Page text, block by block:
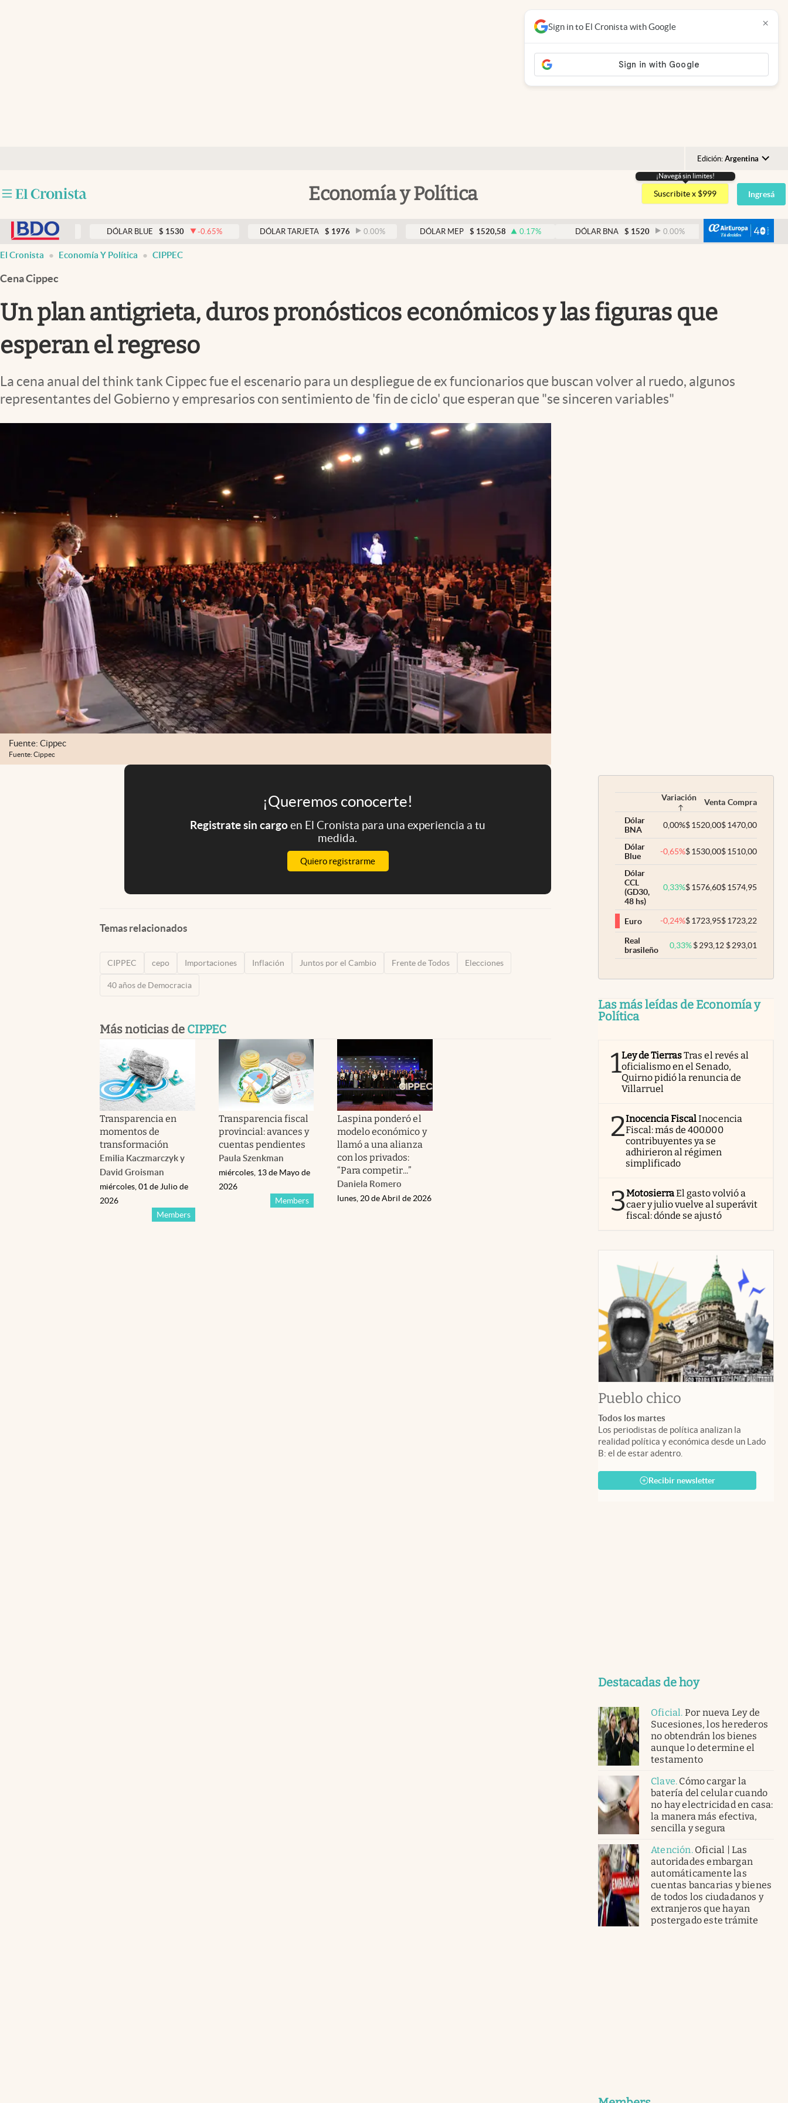
Edición: Argentina
Argentina
España
México
USA
Economía y Política
Otras secciones
Clima
Eventos Corporativos
El Cronista Studio
Mediakit
abre en nueva pestaña
¡Navegá sin limites!
Suscribite x $999 Ingresá
0.00% DÓLAR BLUE $ 1530 -0.65 % DÓLAR TARJETA $ 1976 0.00% DÓLAR MEP $ 1520,58 0.17% DÓLAR BNA $ 1520 0.00% DÓLAR BLUE $ 1530
Sign in to El Cronista with Google ×
El Cronista Economía Y Política CIPPEC
Cena Cippec
Un plan antigrieta, duros pronósticos económicos y las figuras que
esperan el regreso
La cena anual del think tank Cippec fue el escenario para un despliegue de ex funcionarios que buscan volver al ruedo, algunos
representantes del Gobierno y empresarios con sentimiento de 'fin de ciclo' que esperan que "se sinceren variables"
Fuente: Cippec
Fuente: Cippec
¡Queremos conocerte!
Registrate sin cargoen El Cronista para una experiencia a tu
medida.
Quiero registrarme
Temas relacionados
CIPPEC cepo Importaciones Inflación Juntos por el Cambio Frente de Todos Elecciones
40 años de Democracia
Más noticias de CIPPEC
Transparencia en
momentos de
transformación
Emilia Kaczmarczyky
David Groisman
Members
miércoles, 01 de Julio de
2026
Transparencia fiscal
provincial: avances y
cuentas pendientes
Paula Szenkman
Members
miércoles, 13 de Mayo de
2026
Laspina ponderó el
modelo económico y
llamó a una alianza
con los privados:
“Para competir...”
Daniela Romero
lunes, 20 de Abril de 2026
Variación Venta Compra
Dólar
BNA
0,00%$1520,00$1470,00
Dólar
Blue
-0,65%$1530,00$1510,00
Dólar
CCL
(GD30,
48 hs)
0,33%$1576,60$1574,95
Euro -0,24%$1723,95$1723,22
Real
brasileño
0,33% $293,12 $293,01
Las más leídas de Economía y
Política
1Ley de TierrasTras el revés al
oficialismo en el Senado,
Quirno pidió la renuncia de
Villarruel
2Inocencia FiscalInocencia
Fiscal: más de 400.000
contribuyentes ya se
adhirieron al régimen
simplificado
3MotosierraEl gasto volvió a
caer y julio vuelve al superávit
fiscal: dónde se ajustó
Pueblo chico
Todos los martes
Los periodistas de política analizan la
realidad política y económica desde un Lado
B: el de estar adentro.
Recibir newsletter
Destacadas de hoy
Oficial. Por nueva Ley de
Sucesiones, los herederos
no obtendrán los bienes
aunque lo determine el
testamento
Clave. Cómo cargar la
batería del celular cuando
no hay electricidad en casa:
la manera más efectiva,
sencilla y segura
Atención. Oficial | Las
autoridades embargan
automáticamente las
cuentas bancarias y bienes
de todos los ciudadanos y
extranjeros que hayan
postergado este trámite